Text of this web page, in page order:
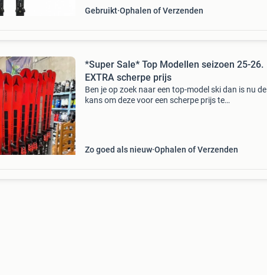
Gebruikt Ophalen of Verzenden
*Super Sale* Top Modellen seizoen 25-26.
EXTRA scherpe prijs
Ben je op zoek naar een top-model ski dan is nu de
kans om deze voor een scherpe prijs te
Zo goed als nieuw Ophalen of Verzenden